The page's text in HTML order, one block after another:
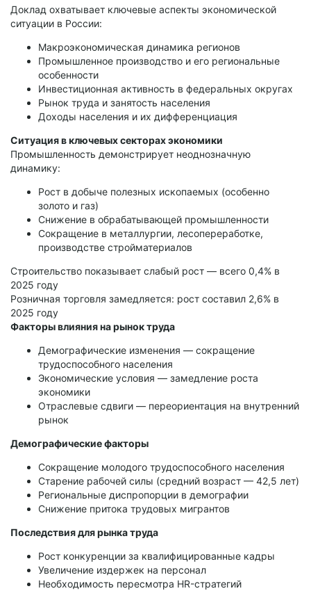
Доклад охватывает ключевые аспекты экономической
ситуации в России:
Макроэкономическая динамика регионов
Промышленное производство и его региональные
особенности
Инвестиционная активность в федеральных округах
Рынок труда и занятость населения
Доходы населения и их дифференциация
Ситуация в ключевых секторах экономики
Промышленность демонстрирует неоднозначную
динамику:
Рост в добыче полезных ископаемых (особенно
золото и газ)
Снижение в обрабатывающей промышленности
Сокращение в металлургии, лесопереработке,
производстве стройматериалов
Строительство показывает слабый рост — всего 0,4% в
2025 году
Розничная торговля замедляется: рост составил 2,6% в
2025 году
Факторы влияния на рынок труда
Демографические изменения — сокращение
трудоспособного населения
Экономические условия — замедление роста
экономики
Отраслевые сдвиги — переориентация на внутренний
рынок
Демографические факторы
Сокращение молодого трудоспособного населения
Старение рабочей силы (средний возраст — 42,5 лет)
Региональные диспропорции в демографии
Снижение притока трудовых мигрантов
Последствия для рынка труда
Рост конкуренции за квалифицированные кадры
Увеличение издержек на персонал
Необходимость пересмотра HR-стратегий